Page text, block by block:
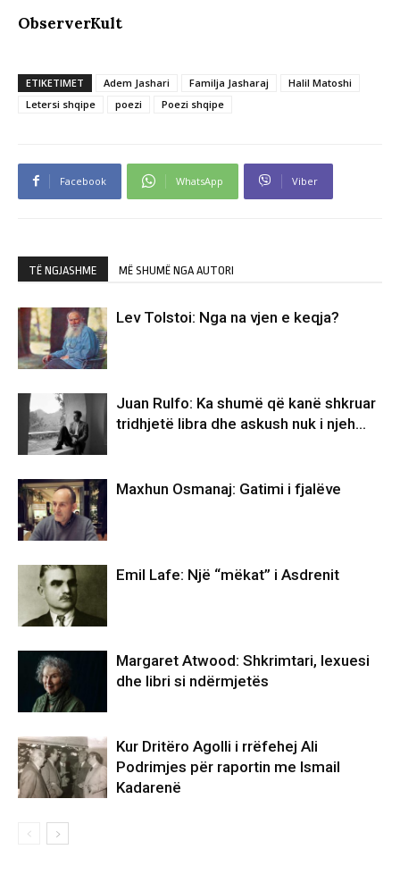
ObserverKult
ETIKETIMET Adem Jashari Familja Jasharaj
Halil Matoshi
Letersi shqipe
poezi Poezi shqipe
Facebook WhatsApp Viber
TË NGJASHME MË SHUMË NGA AUTORI
Lev Tolstoi: Nga na vjen e keqja?
Juan Rulfo: Ka shumë që kanë shkruar
tridhjetë libra dhe askush nuk i njeh…
Maxhun Osmanaj: Gatimi i fjalëve
Emil Lafe: Një “mëkat” i Asdrenit
Margaret Atwood: Shkrimtari, lexuesi
dhe libri si ndërmjetës
Kur Dritëro Agolli i rrëfehej Ali
Podrimjes për raportin me Ismail
Kadarenë